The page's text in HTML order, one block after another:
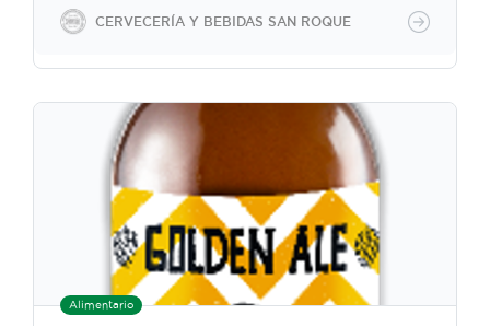
cerdo, así como una variedad de quesos. Se
combina muy bien con chocolates de postre con
cervezas son veganas, porque no utilizamos
ingredientes 100% naturales Producimos
cervezas con gasificación natural manteniendo
la levadura para un segundo acondicionamiento
en botella 100% natural y también forzada a
través de la inyección directa de CO2. Las
botellas contienen 350 ml equivalentes a 12 oz y
también podemos trabajar con barriles. Las
botellas vienen empacadas en cajas de cartón
corrugado con 24 unidades.
CERVECERÍA Y BEBIDAS SAN ROQUE
Alimentario